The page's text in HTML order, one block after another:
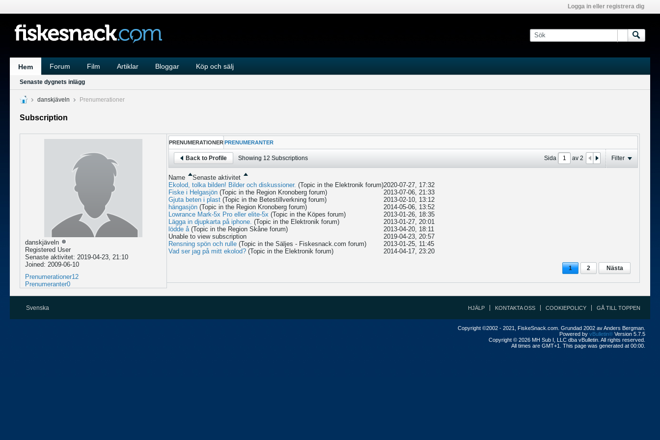
Logga in eller registrera dig
Hem Forum Film Artiklar Bloggar Köp och sälj
Senaste dygnets inlägg
danskjäveln Prenumerationer
Subscription
danskjäveln
Registered User
Senaste aktivitet: 2019-04-23, 21:10
Joined: 2009-06-10
Prenumerationer12
Prenumeranter0
PRENUMERATIONER PRENUMERANTER
Back to Profile Showing 12Subscriptions Sida av2 Filter
Name
Senaste aktivitet
Ekolod, tolka bilden! Bilder och diskussioner. (Topic in the Elektronik forum)2020-07-27, 17:32
Fiske i Helgasjön (Topic in the Region Kronobergforum)
2013-07-06, 21:33
Gjuta beten i plast (Topic in the Betestillverkningforum)
2013-02-10, 13:12
hängasjön (Topic in the Region Kronobergforum)
2014-05-06, 13:52
Lowrance Mark-5x Pro eller elite-5x (Topic in the Köpes forum)
2013-01-26, 18:35
Lägga in djupkarta på iphone. (Topic in the Elektronik forum)
2013-01-27, 20:01
lödde å (Topic in the Region Skåneforum)
2013-04-20, 18:11
Unable to view subscription
2019-04-23, 20:57
Rensning spön och rulle (Topic in the Säljes - Fiskesnack.com forum)
2013-01-25, 11:45
Vad ser jag på mitt ekolod? (Topic in the Elektronik forum) 2014-04-17, 23:20
1 2 Nästa
Svenska HJÄLP KONTAKTA OSS COOKIEPOLICY GÅ TILL TOPPEN
Copyright ©2002 - 2021, FiskeSnack.com. Grundad 2002 av Anders Bergman.
Powered by vBulletin® Version 5.7.5
Copyright © 2026 MH Sub I, LLC dba vBulletin. All rights reserved.
All times are GMT+1. This page was generated at 00:00.